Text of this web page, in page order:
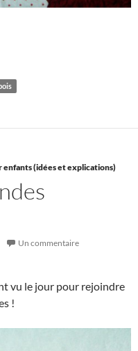
enfants (idées et explications)
Un commentaire
vu le jour pour rejoindre
!